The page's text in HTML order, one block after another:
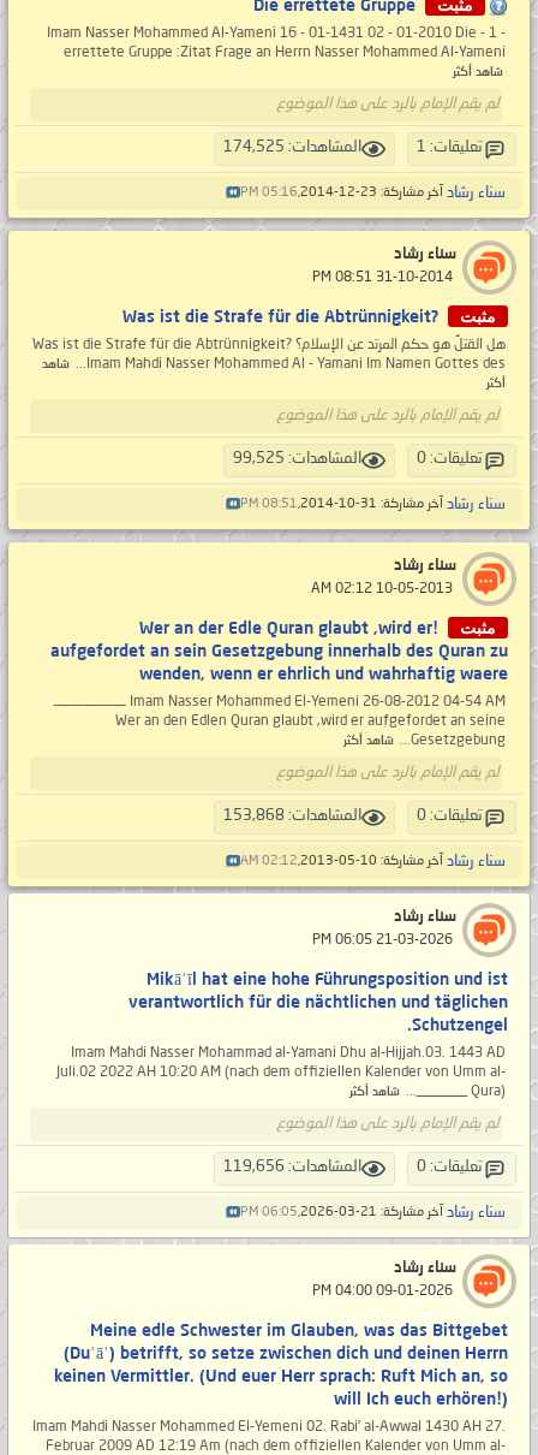
مثبت Die errettete Gruppe
- 1 - Imam Nasser Mohammed Al-Yameni 16 - 01-1431 02 - 01-2010 Die
errettete Gruppe :Zitat Frage an Herrn Nasser Mohammed Al-Yameni
شاهد أكثر
لم يقم الإمام بالرد على هذا الموضوع
تعليقات: 1 المشاهدات: 174,525
سناء رشاد آخر مشاركة: 23-12-2014, 05:16 PM
سناء رشاد
مثبت ?Was ist die Strafe für die Abtrünnigkeit
هل القتلُ هو حكم المرتد عن الإسلام؟ ?Was ist die Strafe für die Abtrünnigkeit
Imam Mahdi Nasser Mohammed Al - Yamani Im Namen Gottes des...
شاهد
أكثر
لم يقم الإمام بالرد على هذا الموضوع
تعليقات: 0 المشاهدات: 99,525
سناء رشاد آخر مشاركة: 31-10-2014, 08:51 PM
سناء رشاد
مثبت
!Wer an der Edle Quran glaubt ,wird er
aufgefordet an sein Gesetzgebung innerhalb des Quran zu
wenden, wenn er ehrlich und wahrhaftig waere
Imam Nasser Mohammed El-Yemeni 26-08-2012 04-54 AM ــــــــــــــــــــ
Wer an den Edlen Quran glaubt ,wird er aufgefordet an seine
Gesetzgebung...
شاهد أكثر
لم يقم الإمام بالرد على هذا الموضوع
تعليقات: 0 المشاهدات: 153,868
سناء رشاد آخر مشاركة: 10-05-2013, 02:12 AM
سناء رشاد
Mikāʾīl hat eine hohe Führungsposition und ist
verantwortlich für die nächtlichen und täglichen
Schutzengel.
Imam Mahdi Nasser Mohammad al-Yamani Dhu al-Hijjah.03. 1443 AD
Juli.02 2022 AH 10:20 AM (nach dem offiziellen Kalender von Umm al-
Qura) _______...
شاهد أكثر
لم يقم الإمام بالرد على هذا الموضوع
تعليقات: 0 المشاهدات: 119,656
سناء رشاد آخر مشاركة: 21-03-2026, 06:05 PM
سناء رشاد
Meine edle Schwester im Glauben, was das Bittgebet
(Duʿāʾ) betrifft, so setze zwischen dich und deinen Herrn
keinen Vermittler. (Und euer Herr sprach: Ruft Mich an, so
will Ich euch erhören!)
Imam Mahdi Nasser Mohammed El-Yemeni 02. Rabi' al-Awwal 1430 AH 27.
Februar 2009 AD 12:19 Am (nach dem offiziellen Kalender von Umm al-